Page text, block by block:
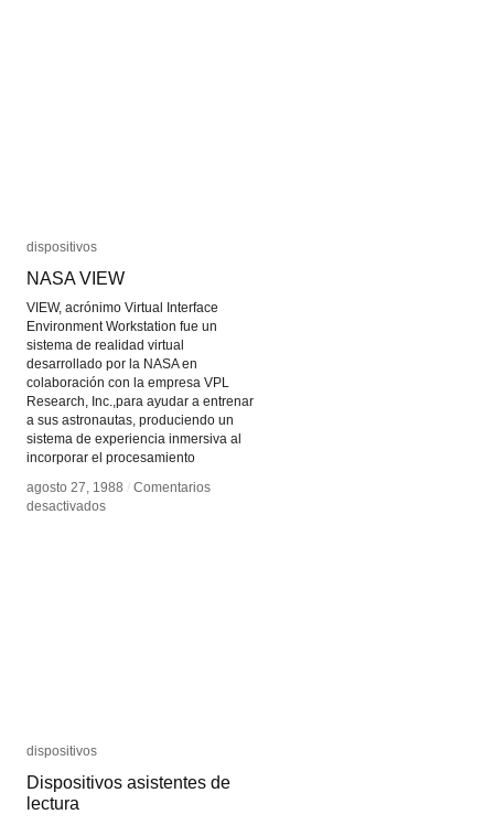
dispositivos
NASA VIEW
VIEW, acrónimo Virtual Interface
Environment Workstation fue un
sistema de realidad virtual
desarrollado por la NASA en
colaboración con la empresa VPL
Research, Inc.,para ayudar a entrenar
a sus astronautas, produciendo un
sistema de experiencia inmersiva al
incorporar el procesamiento
agosto 27, 1988 / Comentarios
desactivadosen
dispositivos
NASA VIEW
agosto 27, 1988 / Comentarios
desactivadosen
dispositivos
Dispositivos asistentes de
lectura
dispositivos
Dispositivos asistentes de
lectura